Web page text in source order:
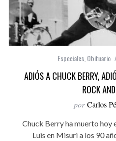
Especiales Obituario
ADIÓS A CHUCK BERRY,
ROCK
por Carlos
Chuck Berry ha muerto hoy
Luis en Misuri a los 90